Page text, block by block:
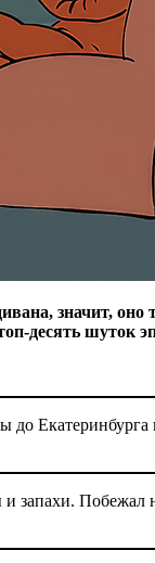
значит,
десять шуток
до
запахи.